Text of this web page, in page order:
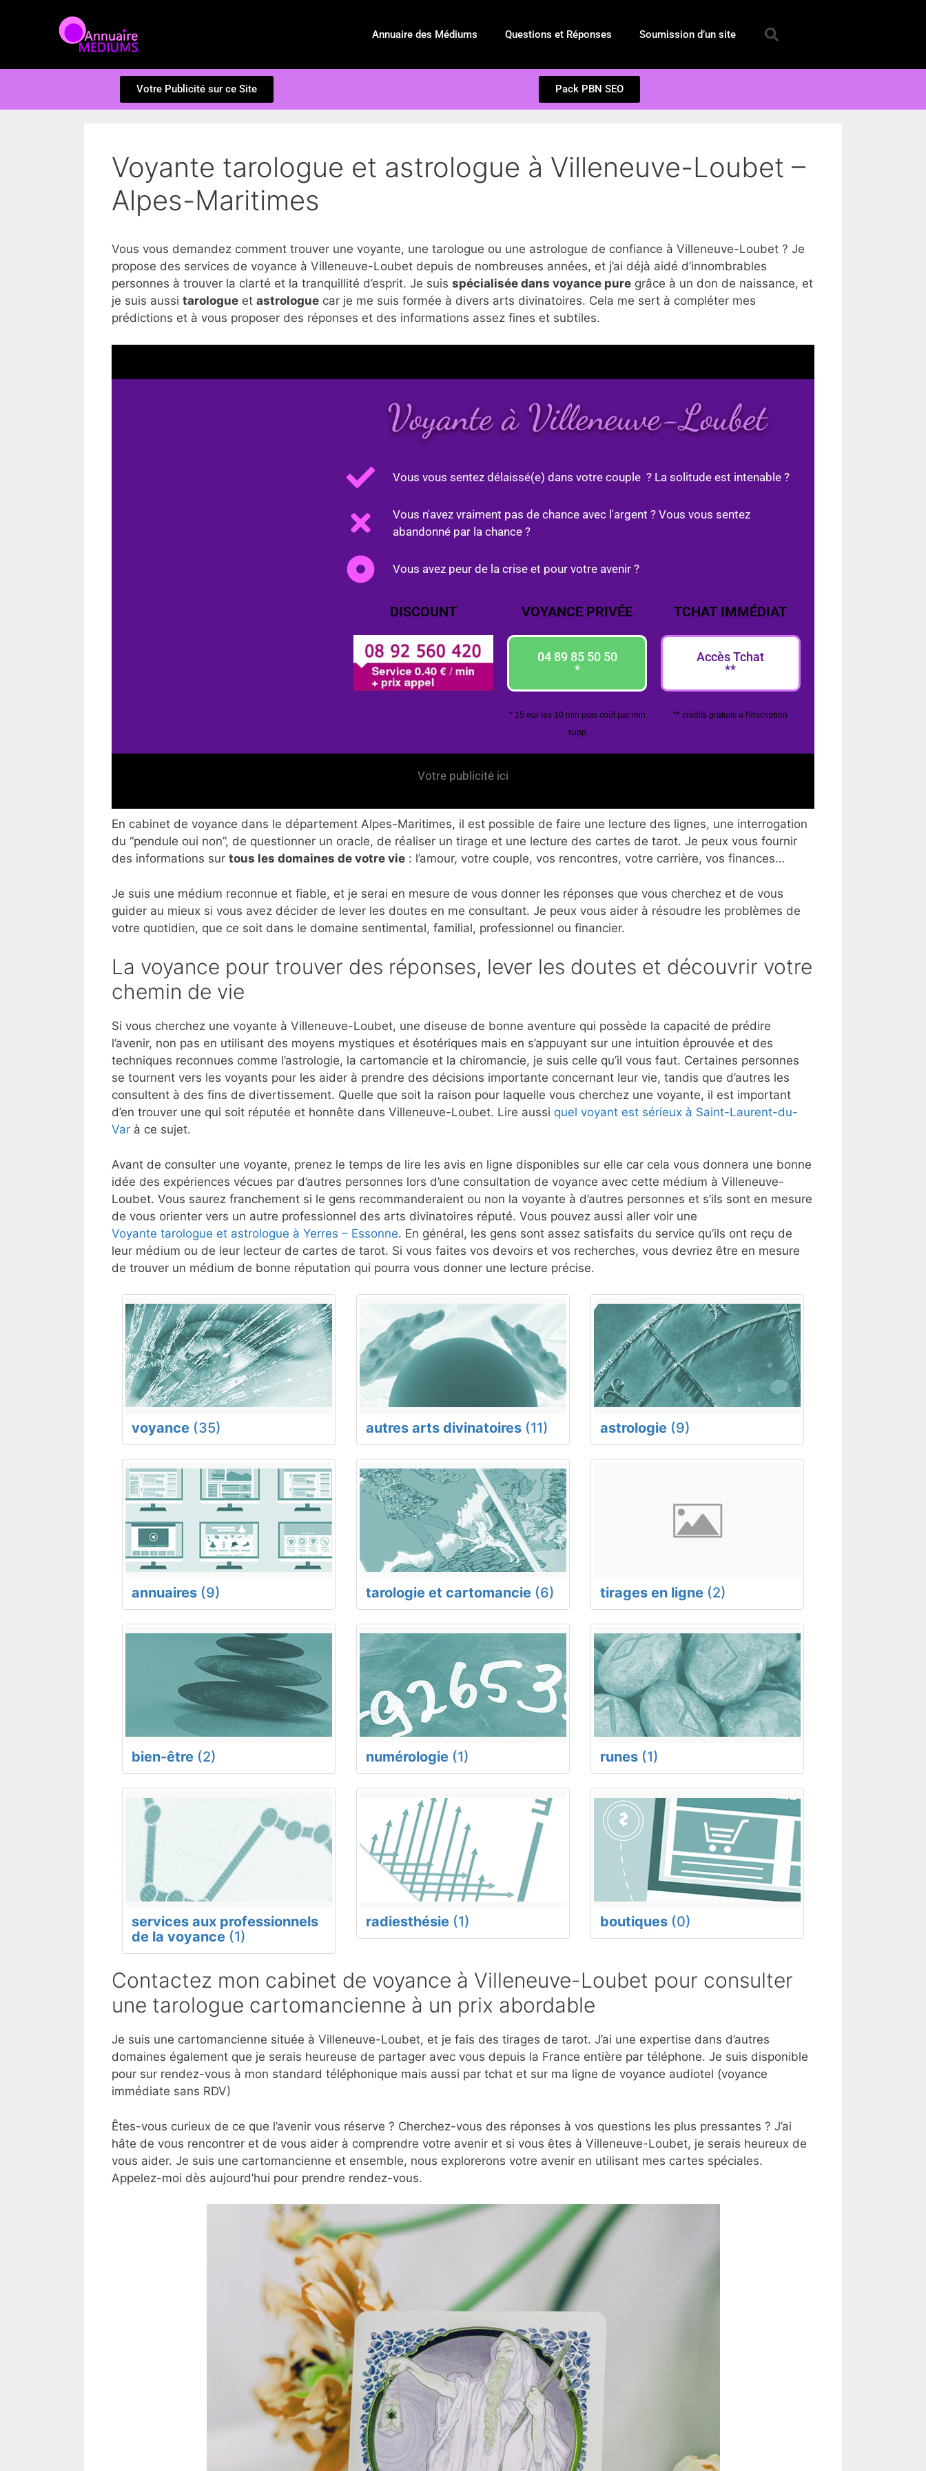
Annuaire des Médiums Questions et Réponses Soumission d’un site
Votre Publicité sur ce Site Pack PBN SEO
Voyante tarologue et astrologue à Villeneuve-Loubet –
Alpes-Maritimes
Vous vous demandez comment trouver une voyante, une tarologue ou une astrologue de confiance à Villeneuve-Loubet ? Je
propose des services de voyance à Villeneuve-Loubet depuis de nombreuses années, et j’ai déjà aidé d’innombrables
personnes à trouver la clarté et la tranquillité d’esprit. Je suis spécialisée dans voyance pure grâce à un don de naissance, et
je suis aussi tarologue et astrologue car je me suis formée à divers arts divinatoires. Cela me sert à compléter mes
prédictions et à vous proposer des réponses et des informations assez fines et subtiles.
Voyante à Villeneuve-Loubet
Vous vous sentez délaissé(e) dans votre couple ? La solitude est intenable ?
Vous n'avez vraiment pas de chance avec l'argent ? Vous vous sentez
abandonné par la chance ?
Vous avez peur de la crise et pour votre avenir ?
DISCOUNT VOYANCE PRIVÉE
04 89 85 50 50
*
* 15 eur les 10 min puis coût par min
supp
TCHAT IMMÉDIAT
Accès Tchat
**
** crédits gratuits à l'inscription
Votre publicité ici
En cabinet de voyance dans le département Alpes-Maritimes, il est possible de faire une lecture des lignes, une interrogation
du “pendule oui non”, de questionner un oracle, de réaliser un tirage et une lecture des cartes de tarot. Je peux vous fournir
des informations sur tous les domaines de votre vie : l’amour, votre couple, vos rencontres, votre carrière, vos finances…
Je suis une médium reconnue et fiable, et je serai en mesure de vous donner les réponses que vous cherchez et de vous
guider au mieux si vous avez décider de lever les doutes en me consultant. Je peux vous aider à résoudre les problèmes de
votre quotidien, que ce soit dans le domaine sentimental, familial, professionnel ou financier.
La voyance pour trouver des réponses, lever les doutes et découvrir votre
chemin de vie
Si vous cherchez une voyante à Villeneuve-Loubet, une diseuse de bonne aventure qui possède la capacité de prédire
l’avenir, non pas en utilisant des moyens mystiques et ésotériques mais en s’appuyant sur une intuition éprouvée et des
techniques reconnues comme l’astrologie, la cartomancie et la chiromancie, je suis celle qu’il vous faut. Certaines personnes
se tournent vers les voyants pour les aider à prendre des décisions importante concernant leur vie, tandis que d’autres les
consultent à des fins de divertissement. Quelle que soit la raison pour laquelle vous cherchez une voyante, il est important
d’en trouver une qui soit réputée et honnête dans Villeneuve-Loubet. Lire aussi quel voyant est sérieux à Saint-Laurent-du-
Var à ce sujet.
Avant de consulter une voyante, prenez le temps de lire les avis en ligne disponibles sur elle car cela vous donnera une bonne
idée des expériences vécues par d’autres personnes lors d’une consultation de voyance avec cette médium à Villeneuve-
Loubet. Vous saurez franchement si le gens recommanderaient ou non la voyante à d’autres personnes et s’ils sont en mesure
de vous orienter vers un autre professionnel des arts divinatoires réputé. Vous pouvez aussi aller voir une
Voyante tarologue et astrologue à Yerres – Essonne. En général, les gens sont assez satisfaits du service qu’ils ont reçu de
leur médium ou de leur lecteur de cartes de tarot. Si vous faites vos devoirs et vos recherches, vous devriez être en mesure
de trouver un médium de bonne réputation qui pourra vous donner une lecture précise.
voyance (35) autres arts divinatoires (11) astrologie (9)
annuaires (9) tarologie et cartomancie (6) tirages en ligne (2)
bien-être (2) numérologie (1) runes (1)
services aux professionnels
de la voyance (1)
radiesthésie (1) boutiques (0)
Contactez mon cabinet de voyance à Villeneuve-Loubet pour consulter
une tarologue cartomancienne à un prix abordable
Je suis une cartomancienne située à Villeneuve-Loubet, et je fais des tirages de tarot. J’ai une expertise dans d’autres
domaines également que je serais heureuse de partager avec vous depuis la France entière par téléphone. Je suis disponible
pour sur rendez-vous à mon standard téléphonique mais aussi par tchat et sur ma ligne de voyance audiotel (voyance
immédiate sans RDV)
Êtes-vous curieux de ce que l’avenir vous réserve ? Cherchez-vous des réponses à vos questions les plus pressantes ? J’ai
hâte de vous rencontrer et de vous aider à comprendre votre avenir et si vous êtes à Villeneuve-Loubet, je serais heureux de
vous aider. Je suis une cartomancienne et ensemble, nous explorerons votre avenir en utilisant mes cartes spéciales.
Appelez-moi dès aujourd’hui pour prendre rendez-vous.